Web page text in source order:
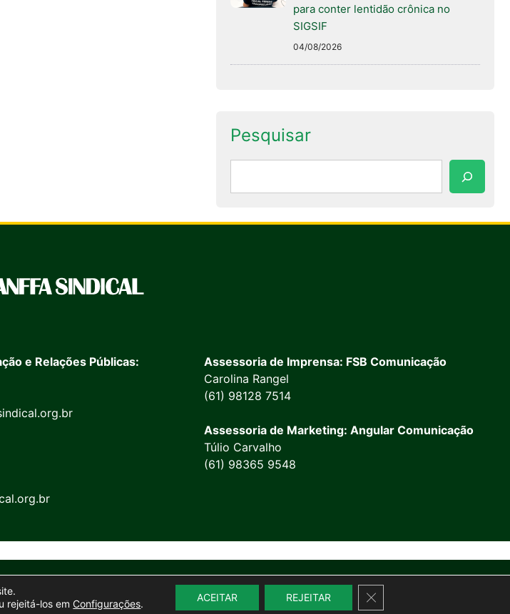
para conter lentidão crônica no
SIGSIF
04/08/2026
Pesquisar
e Relações Públicas:
Assessoria de Imprensa: FSB Comunicação
Carolina Rangel
(61) 98128 7514
Assessoria de Marketing: Angular Comunicação
Túlio Carvalho
(61) 98365 9548
por Marketing Objetivo
rejeitá-los em Configurações.
ACEITAR REJEITAR Close GDPR Cookie Banner